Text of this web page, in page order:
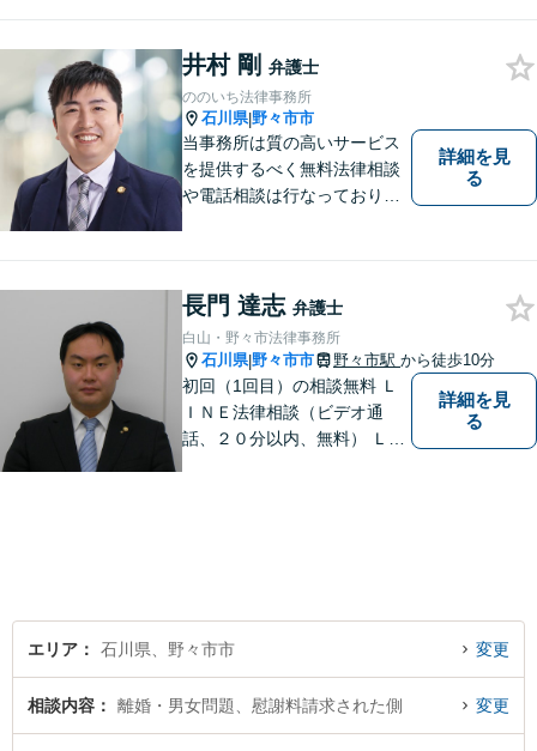
井村 剛 弁護士
ののいち法律事務所
石川県|野々市市
当事務所は質の高いサービス
を提供するべく無料法律相談
や電話相談は行なっておりま
回収「スピード対応」／企業
法務「顧問契約も可能」【夜
間・休日面談可】【完全個
室】
詳細を見
る
長門 達志 弁護士
白山・野々市法律事務所
石川県|野々市市 野々市駅 から徒歩10分
初回（1回目）の相談無料 Ｌ
ＩＮＥ法律相談（ビデオ通
話、２０分以内、無料） ＬＩ
伝いします
詳細を見
る
エリア 石川県、野々市市 変更
相談内容 離婚・男女問題、慰謝料請求された側 変更